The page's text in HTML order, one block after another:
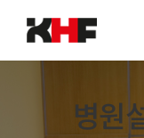
content
병원